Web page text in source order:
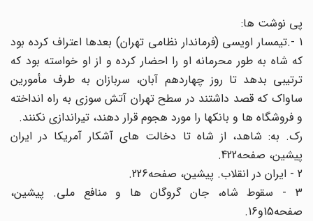
پی نوشت ها:
1 -.تیمسار اویسی (فرماندار نظامی تهران) بعدها اعتراف کرده بود
که شاه به طور محرمانه او را احضار کرده و از او خواسته بود که
ترتیبی بدهد تا روز چهاردهم آبان، سربازان به طرف مأمورین
ساواک که قصد داشتند در سطح تهران آتش سوزی به راه انداخته
و فروشگاه ها و بانکها را مورد هجوم قرار دهند، تیراندازی نکنند.
رک. به: شاهد، از شاه تا دخالت های آشکار آمریکا در ایران
پیشین، صفحه422.
3 - سقوط شاه، جان گروگان ها و منافع ملی. پیشین،
صفحه15و16.